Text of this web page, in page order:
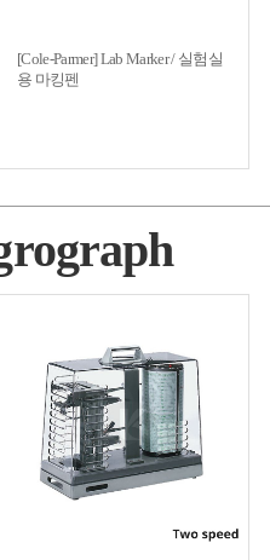
[Cole-Parmer] Lab Marker / 실험실
용 마킹펜